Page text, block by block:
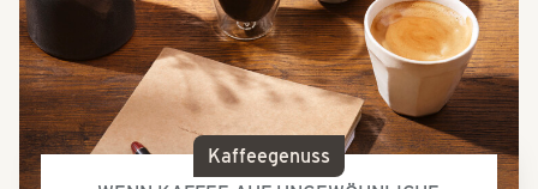
Kaffeegenuss